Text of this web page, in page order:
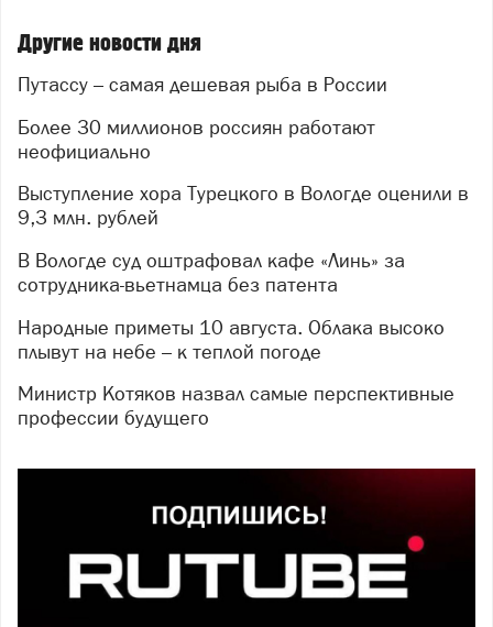
Другие новости дня
Путассу – самая дешевая рыба в России
Более 30 миллионов россиян работают
неофициально
Выступление хора Турецкого в Вологде оценили в
9,3 млн. рублей
В Вологде суд оштрафовал кафе «Линь» за
сотрудника-вьетнамца без патента
Народные приметы 10 августа. Облака высоко
плывут на небе – к теплой погоде
Министр Котяков назвал самые перспективные
профессии будущего